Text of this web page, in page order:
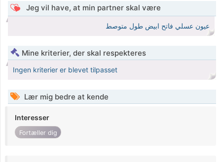
Jeg vil have, at min partner skal være
عيون عسلي فاتح ابيض طول متوصط
Mine kriterier, der skal respekteres
Ingen kriterier er blevet tilpasset
Lær mig bedre at kende
Interesser
Fortæller dig